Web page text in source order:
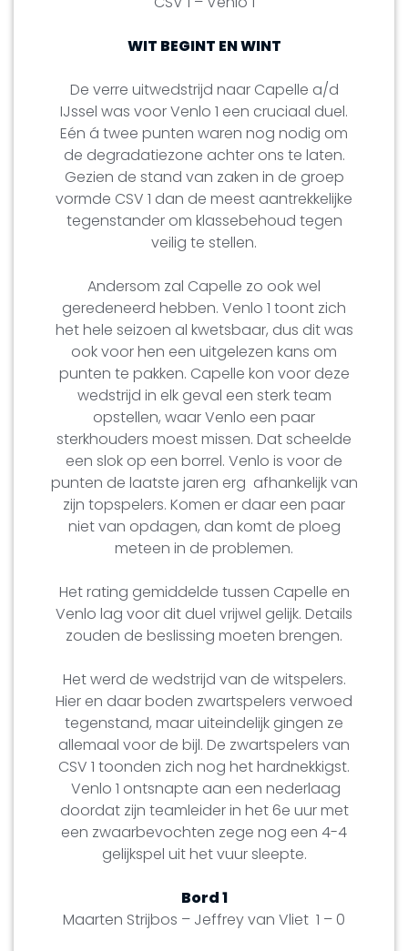
WIT BEGINT EN WINT
De verre uitwedstrijd naar Capelle a/d
IJssel was voor Venlo 1 een cruciaal duel.
Eén á twee punten waren nog nodig om
de degradatiezone achter ons te laten.
Gezien de stand van zaken in de groep
vormde CSV 1 dan de meest aantrekkelijke
tegenstander om klassebehoud tegen
veilig te stellen.
Andersom zal Capelle zo ook wel
geredeneerd hebben. Venlo 1 toont zich
het hele seizoen al kwetsbaar, dus dit was
ook voor hen een uitgelezen kans om
punten te pakken. Capelle kon voor deze
wedstrijd in elk geval een sterk team
opstellen, waar Venlo een paar
sterkhouders moest missen. Dat scheelde
een slok op een borrel. Venlo is voor de
punten de laatste jaren erg afhankelijk van
zijn topspelers. Komen er daar een paar
niet van opdagen, dan komt de ploeg
meteen in de problemen.
Het rating gemiddelde tussen Capelle en
Venlo lag voor dit duel vrijwel gelijk. Details
zouden de beslissing moeten brengen.
Het werd de wedstrijd van de witspelers.
Hier en daar boden zwartspelers verwoed
tegenstand, maar uiteindelijk gingen ze
allemaal voor de bijl. De zwartspelers van
CSV 1 toonden zich nog het hardnekkigst.
Venlo 1 ontsnapte aan een nederlaag
doordat zijn teamleider in het 6e uur met
een zwaarbevochten zege nog een 4-4
gelijkspel uit het vuur sleepte.
Bord 1
Maarten Strijbos – Jeffrey van Vliet 1 – 0